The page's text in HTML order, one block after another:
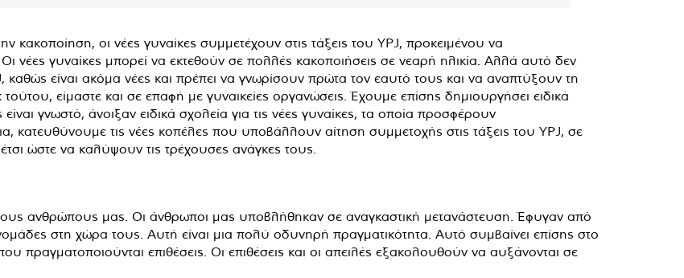
κακοποίηση, οι νέες γυναίκες συμμετέχουν στις τάξεις του YPJ, προκειμένου να
νέες γυναίκες μπορεί να εκτεθούν σε πολλές κακοποιήσεις σε νεαρή ηλικία. Αλλά αυτό δεν
καθώς είναι ακόμα νέες και πρέπει να γνωρίσουν πρώτα τον εαυτό τους και να αναπτύξουν τη
είμαστε και σε επαφή με γυναικείες οργανώσεις. Έχουμε επίσης δημιουργήσει ειδικά
γνωστό, άνοιξαν ειδικά σχολεία για τις νέες γυναίκες, τα οποία προσφέρουν
κατευθύνουμε τις νέες κοπέλες που υποβάλλουν αίτηση συμμετοχής στις τάξεις του YPJ, σε
ώστε να καλύψουν τις τρέχουσες ανάγκες τους.
ανθρώπους μας. Οι άνθρωποι μας υποβλήθηκαν σε αναγκαστική μετανάστευση. Έφυγαν από
στη χώρα τους. Αυτή είναι μια πολύ οδυνηρή πραγματικότητα. Αυτό συμβαίνει επίσης στο
πραγματοποιούνται επιθέσεις. Οι επιθέσεις και οι απειλές εξακολουθούν να αυξάνονται σε